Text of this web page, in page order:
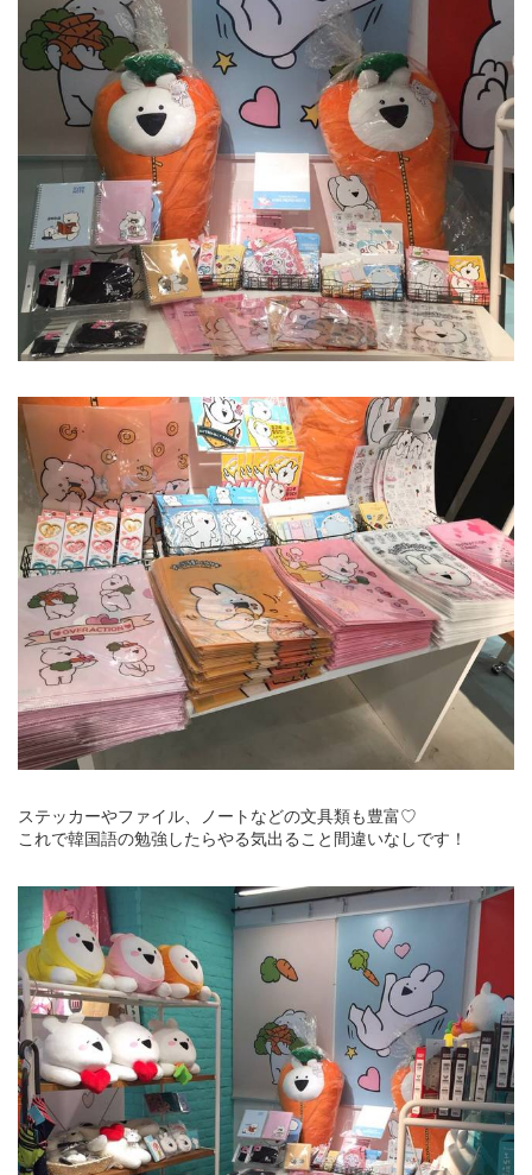
ステッカーやファイル、ノートなどの文具類も豊富♡
これで韓国語の勉強したらやる気出ること間違いなしです！